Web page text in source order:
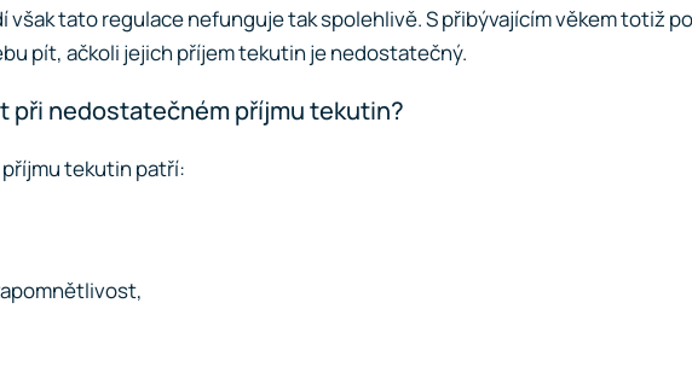
však tato regulace nefunguje tak spolehlivě. S přibývajícím věkem totiž
pít, ačkoli jejich příjem tekutin je nedostatečný.
při nedostatečném příjmu tekutin?
tekutin patří: